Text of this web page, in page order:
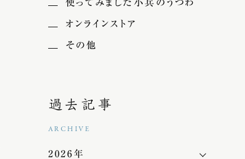
使ってみました小兵のうつわ
オンラインストア
その他
過去記事
ARCHIVE
2026年